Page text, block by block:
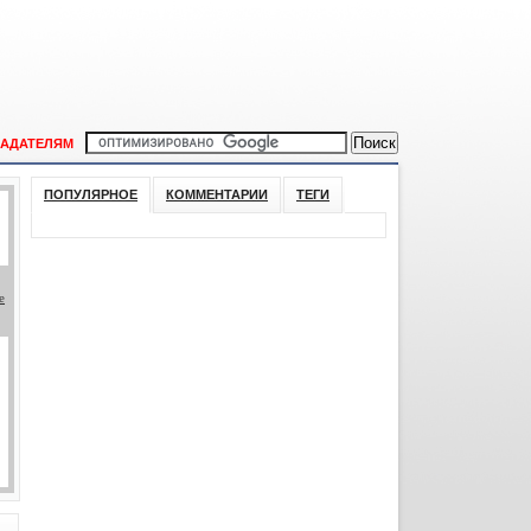
ПОПУЛЯРНОЕ КОММЕНТАРИИ ТЕГИ